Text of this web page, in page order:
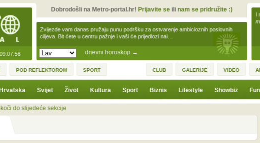
09:07:56 dnevni horoskop →
Zvijezde vam danas pružaju punu podršku za ostvarenje ambicioznih poslovnih
ciljeva. Bit ćete u centru pažnje i vaši će prijedlozi nai…
Dobrodošli na Metro-portal.hr! Prijavite seili nam se pridružite :)
I
POD REFLEKTOROM SPORT CLUB GALERIJE VIDEO
Hrvatska Svijet Život Kultura Sport Biznis Lifestyle Showbiz Fun
do slijedeće sekcije